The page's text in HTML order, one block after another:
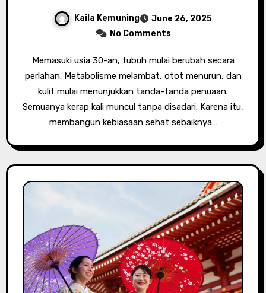
Kaila Kemuning
June 26, 2025
No Comments
Memasuki usia 30-an, tubuh mulai berubah secara
perlahan. Metabolisme melambat, otot menurun, dan
kulit mulai menunjukkan tanda-tanda penuaan.
Semuanya kerap kali muncul tanpa disadari. Karena itu,
membangun kebiasaan sehat sebaiknya…